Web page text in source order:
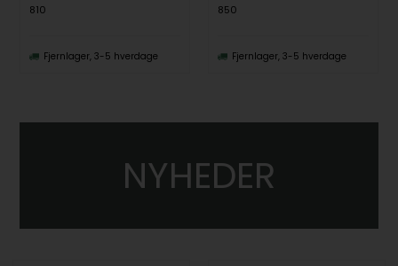
810
Fjernlager, 3-5 hverdage
850
Fjernlager, 3-5 hverdage
NYHEDER